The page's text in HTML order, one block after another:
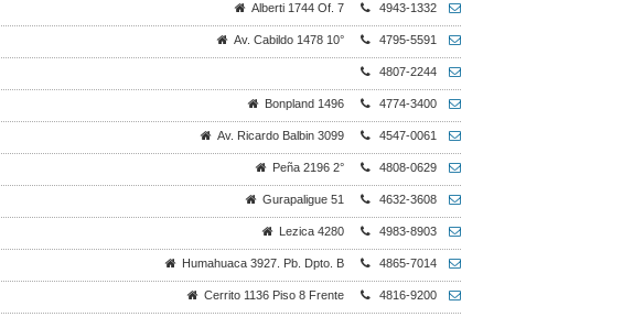
Alberti 1744 Of. 7 4943-1332
Av. Cabildo 1478 10° 4795-5591
4807-2244
Bonpland 1496 4774-3400
Av. Ricardo Balbin 3099 4547-0061
Peña 2196 2° 4808-0629
Gurapaligue 51 4632-3608
Lezica 4280 4983-8903
Humahuaca 3927. Pb. Dpto. B 4865-7014
Cerrito 1136 Piso 8 Frente 4816-9200